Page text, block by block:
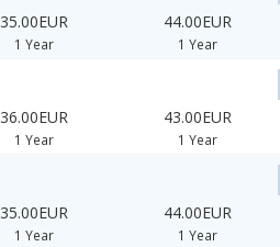
35.00EUR
1 Year
44.00EUR
1 Year
36.00EUR
1 Year
43.00EUR
1 Year
35.00EUR
1 Year
44.00EUR
1 Year